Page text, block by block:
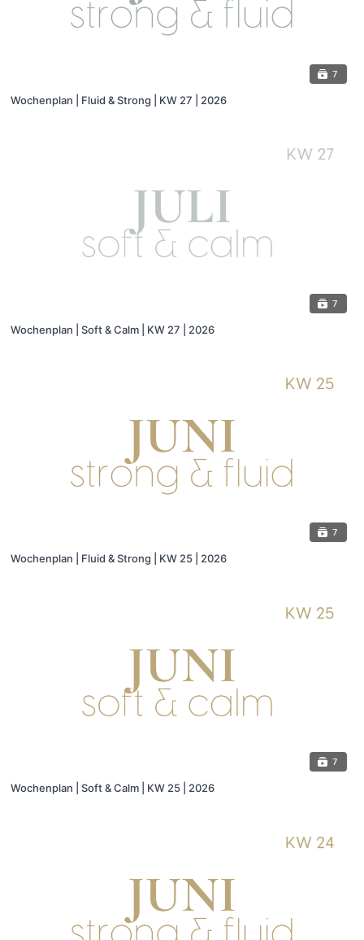
7
Wochenplan | Fluid & Strong | KW 27 | 2026
7
Wochenplan | Soft & Calm | KW 27 | 2026
7
Wochenplan | Fluid & Strong | KW 25 | 2026
7
Wochenplan | Soft & Calm | KW 25 | 2026